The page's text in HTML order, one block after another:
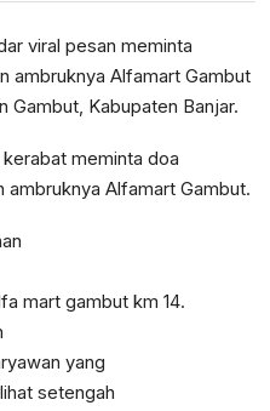
viral pesan meminta
ambruknya Alfamart Gambut
Gambut, Kabupaten Banjar.
meminta doa
ambruknya Alfamart Gambut.
mart gambut km 14.
yang
setengah